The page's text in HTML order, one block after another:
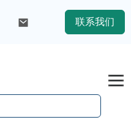
联系我们